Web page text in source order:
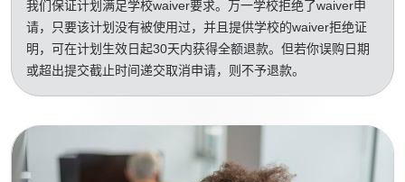
我们保证计划满足学校waiver要求。万一学校拒绝了waiver申
请，只要该计划没有被使用过，并且提供学校的waiver拒绝证
明，可在计划生效日起30天内获得全额退款。但若你误购日期
或超出提交截止时间递交取消申请，则不予退款。